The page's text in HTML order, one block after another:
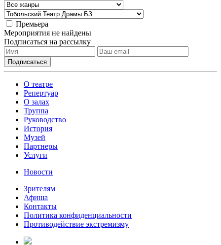
Премьера
Мероприятия не найдены
Подписаться на рассылку
О театре
Репертуар
О залах
Труппа
Руководство
История
Музей
Партнеры
Услуги
Новости
Зрителям
Афиша
Контакты
Политика конфиденциальности
Противодействие экстремизму